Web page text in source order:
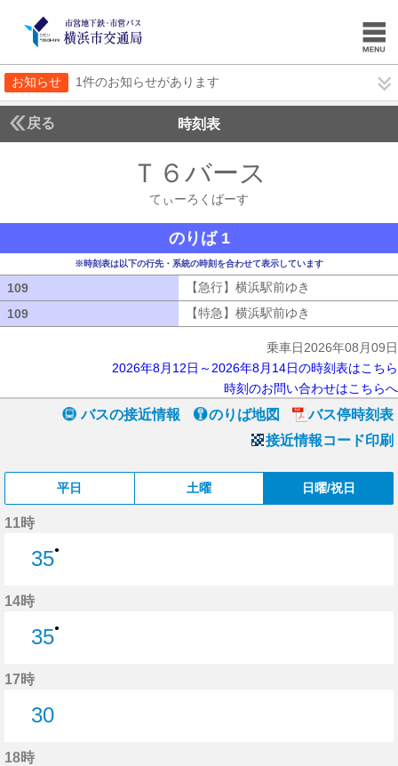
お知らせ 1件のお知らせがあります
戻る 時刻表
Ｔ６バース
てぃーろくばーす
のりば 1
※時刻表は以下の行先・系統の時刻を合わせて表示しています
109 【急行】横浜駅前ゆき
109
【特急】横浜駅前ゆき
乗車日2026年08月09日
2026年8月12日～2026年8月14日の時刻表はこちら
時刻のお問い合わせはこちらへ
バスの接近情報 のりば地図
バス停時刻表
接近情報コード印刷
平日 土曜 日曜/祝日
11時
35●
14時
35●
17時
30
18時